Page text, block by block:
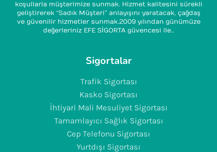
koşullarla müşterimize sunmak. Hizmet kalitesini sürekli
geliştirerek “Sadık Müşteri” anlayışını yaratacak, çağdaş
ve güvenilir hizmetler sunmak.2009 yılından günümüze
değerleriniz EFE SİGORTA güvencesi ile..
Sigortalar
Trafik Sigortası
Kasko Sigortası
İhtiyari Mali Mesuliyet Sigortası
Tamamlayıcı Sağlık Sigortası
Cep Telefonu Sigortası
Yurtdışı Sigortası